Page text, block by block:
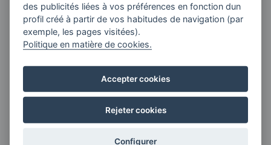
des publicités liées à vos préférences en fonction dun
profil créé à partir de vos habitudes de navigation (par
exemple, les pages visitées).
Politique en matière de cookies.
Accepter cookies
Rejeter cookies
Configurer